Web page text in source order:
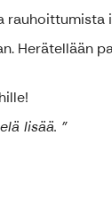
rauhoittumista
Herätellään
lisää. "